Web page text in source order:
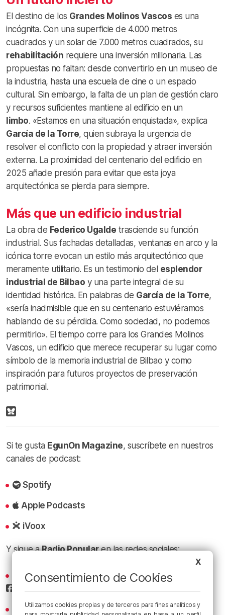
El destino de los Grandes Molinos Vascos es una
incógnita. Con una superficie de 4.000 metros
cuadrados y un solar de 7.000 metros cuadrados, su
rehabilitación requiere una inversión millonaria. Las
propuestas no faltan: desde convertirlo en un museo de
la industria, hasta una escuela de cine o un espacio
cultural. Sin embargo, la falta de un plan de gestión claro
y recursos suficientes mantiene al edificio en un
limbo. «Estamos en una situación enquistada», explica
García de la Torre, quien subraya la urgencia de
resolver el conflicto con la propiedad y atraer inversión
externa. La proximidad del centenario del edificio en
2025 añade presión para evitar que esta joya
arquitectónica se pierda para siempre.
Más que un edificio industrial
La obra de Federico Ugalde trasciende su función
industrial. Sus fachadas detalladas, ventanas en arco y la
icónica torre evocan un estilo más arquitectónico que
meramente utilitario. Es un testimonio del esplendor
industrial de Bilbao y una parte integral de su
identidad histórica. En palabras de García de la Torre,
«sería inadmisible que en su centenario estuviéramos
hablando de su pérdida. Como sociedad, no podemos
permitirlo». El tiempo corre para los Grandes Molinos
Vascos, un edificio que merece recuperar su lugar como
símbolo de la memoria industrial de Bilbao y como
inspiración para futuros proyectos de preservación
patrimonial.
Si te gusta EgunOn Magazine, suscríbete en nuestros
canales de podcast:
Spotify
Apple Podcasts
iVoox
Y sigue aRadio Popularen las redes sociales:
Sigue todas las noticias de Bilbao y Bizkaia en nuestro
Conoce la radio desde dentro en nuestro
X
Consentimiento de Cookies
Utilizamos cookies propias y de terceros para fines analíticos y